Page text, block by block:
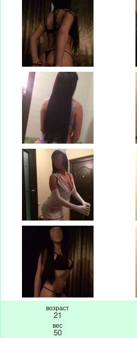
возраст
21
вес
50